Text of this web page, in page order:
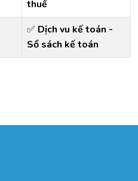
thuế
✅ Dịch vu kế toán -
Sổ sách kế toán